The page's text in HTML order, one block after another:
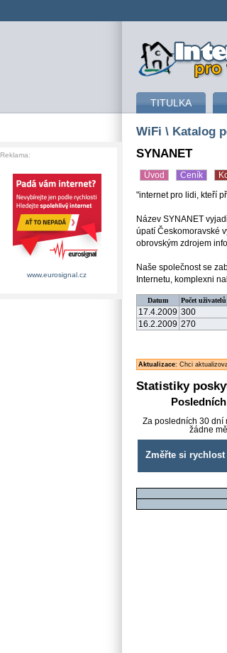
připojení k
TITULKA
WiFi \ Katalog
SYNANET
Úvod Ceník
"internet pro lidi, kteří
Název SYNANET
úpatí Českomoravské
obrovským zdrojem
Naše společnost se
Internetu, komplexni
Datum Počet uživatelů
17.4.2009 300
16.2.2009 270
Aktualizace: Chci
Statistiky
Za posledních 30 dní
žádne
Změřte si rychlost
Reklama:
www.eurosignal.cz